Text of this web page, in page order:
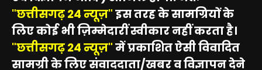
"छत्तीसगढ़ 24 न्यूज़"इस तरह के सामग्रियों के
लिए कोई भी ज़िम्मेदारीं स्वीकार नहीं करता है।
"छत्तीसगढ़ 24 न्यूज़"में प्रकाशित ऐसी विवादित
सामग्री के लिए संवाददाता/खबर व विज्ञापन देने